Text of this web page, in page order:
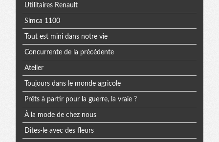
Utilitaires Renault
Simca 1100
Tout est mini dans notre vie
Concurrente de la précédente
Atelier
Toujours dans le monde agricole
Prêts à partir pour la guerre, la vraie ?
À la mode de chez nous
Dites-le avec des fleurs